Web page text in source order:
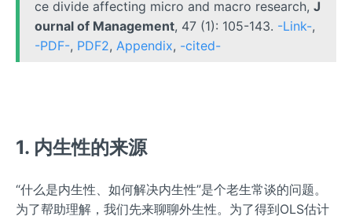
ce divide affecting micro and macro research,J
ournal of Management, 47 (1): 105-143. -Link-,
-PDF-, PDF2,Appendix, -cited-
1. 内生性的来源
“什么是内生性、如何解决内生性”是个老生常谈的问题。
为了帮助理解，我们先来聊聊外生性。为了得到OLS估计